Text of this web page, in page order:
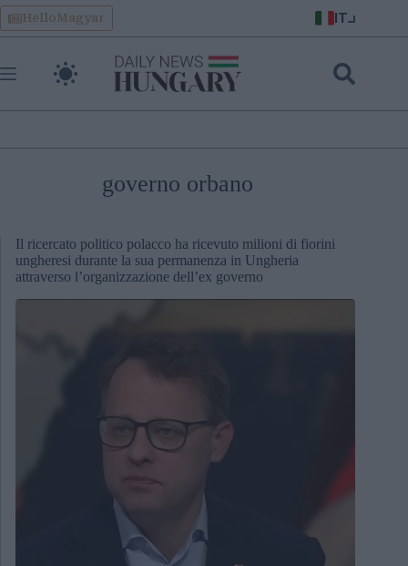
Skip
to
content
HelloMagyar IT
governo orbano
Il ricercato politico polacco ha ricevuto milioni di fiorini
ungheresi durante la sua permanenza in Ungheria
attraverso l’organizzazione dell’ex governo